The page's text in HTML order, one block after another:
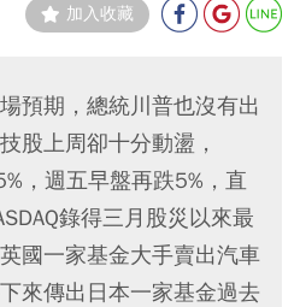
加入收藏
預期，總統川普也沒有出
股上周卻十分動盪，
，週五早盤再跌5%，直
錄得三月股災以來最
國一家基金大手賣出汽車
來傳出日本一家基金過去